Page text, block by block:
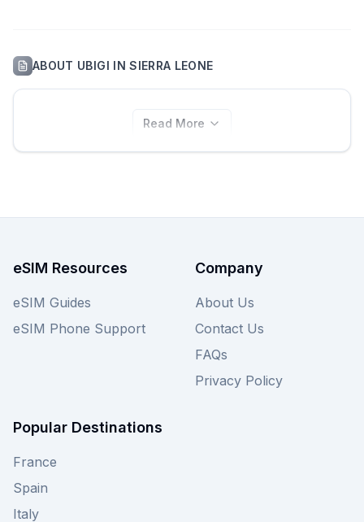
ABOUT UBIGI INSIERRA LEONE
Read More
eSIM Resources
eSIM Guides
eSIM Phone Support
Company
About Us
Contact Us
FAQs
Privacy Policy
Popular Destinations
France
Spain
Italy